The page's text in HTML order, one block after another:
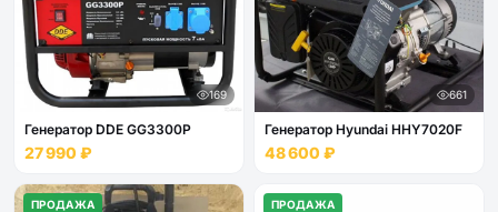
169
Генератор DDE GG3300P
27 990 ₽
661
Генератор Hyundai HHY7020F
48 600 ₽
ПРОДАЖА ПРОДАЖА